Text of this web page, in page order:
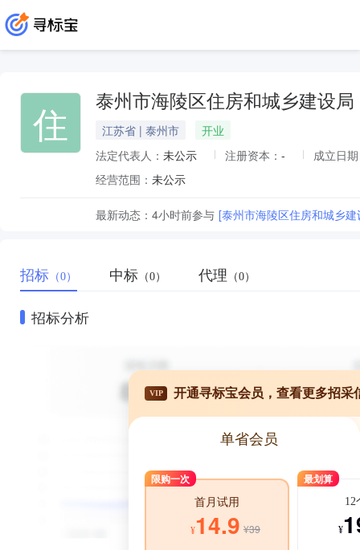
住 泰州市海陵区住房和城乡建设局
江苏省 | 泰州市
开业
法定代表人： 未公示 注册资本： -
成立日
经营范围： 未公示
最新动态： 4小时前参与 [泰州市海陵区住房和城乡
招标 （0） 中标 （0） 代理 （0）
招标分析
VIP 开通寻标宝会员，查看更多招采
单省会员
限购一次
首月试用
¥14.9 ¥39
最划算
12
¥